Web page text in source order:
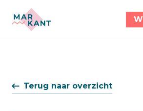
Terug naar overzicht